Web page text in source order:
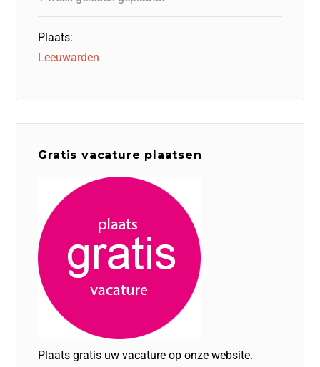
Plaats:
Leeuwarden
Gratis vacature plaatsen
Plaats gratis uw vacature op onze website.